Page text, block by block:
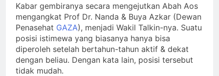
Kabar gembiranya secara mengejutkan Abah Aos
mengangkat Prof Dr. Nanda & Buya Azkar (Dewan
Penasehat GAZA), menjadi Wakil Talkin-nya. Suatu
posisi istimewa yang biasanya hanya bisa
diperoleh setelah bertahun-tahun aktif & dekat
dengan beliau. Dengan kata lain, posisi tersebut
tidak mudah.